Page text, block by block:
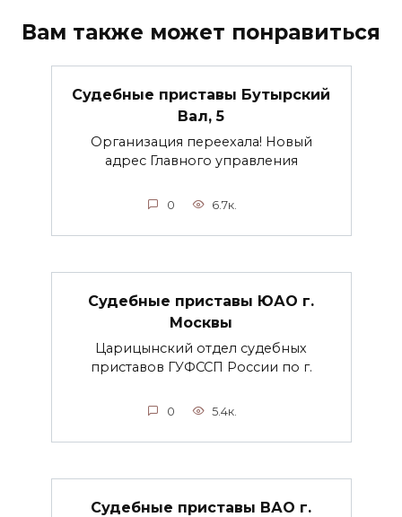
Вам также может понравиться
Судебные приставы Бутырский
Вал, 5
Организация переехала! Новый
адрес Главного управления
0 6.7к.
Судебные приставы ЮАО г.
Москвы
Царицынский отдел судебных
приставов ГУФССП России по г.
0 5.4к.
Судебные приставы ВАО г.